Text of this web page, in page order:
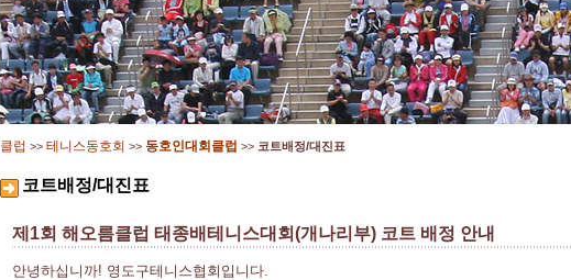
클럽 >> 테니스동호회 >> 동호인대회클럽 >> 코트배정/대진표
코트배정/대진표
제1회 해오름클럽 태종배테니스대회(개나리부) 코트 배정 안내
안녕하십니까! 영도구테니스협회입니다.